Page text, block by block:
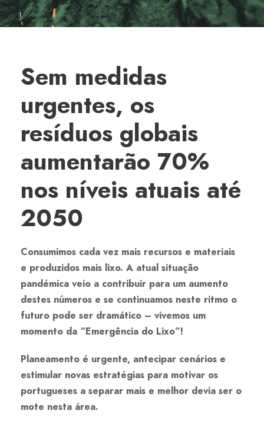
Sem medidas
urgentes, os
resíduos globais
aumentarão 70%
nos níveis atuais até
2050
Consumimos cada vez mais recursos e materiais
e produzidos mais lixo. A atual situação
pandémica veio a contribuir para um aumento
destes números e se continuamos neste ritmo o
futuro pode ser dramático – vivemos um
momento da “Emergência do Lixo”!
Planeamento é urgente, antecipar cenários e
estimular novas estratégias para motivar os
portugueses a separar mais e melhor devia ser o
mote nesta área.